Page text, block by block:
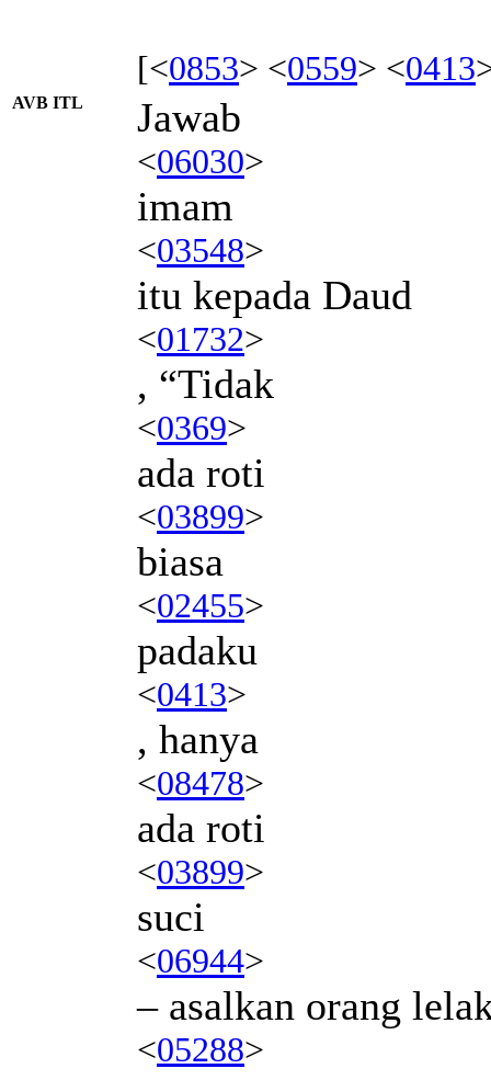
[<0853> <0559> <0413
AVB ITL Jawab
<06030>
imam
<03548>
itu kepada Daud
<01732>
, “Tidak
<0369>
ada roti
<03899>
biasa
<02455>
padaku
<0413>
, hanya
<08478>
ada roti
<03899>
suci
<06944>
– asalkan orang
<05288>